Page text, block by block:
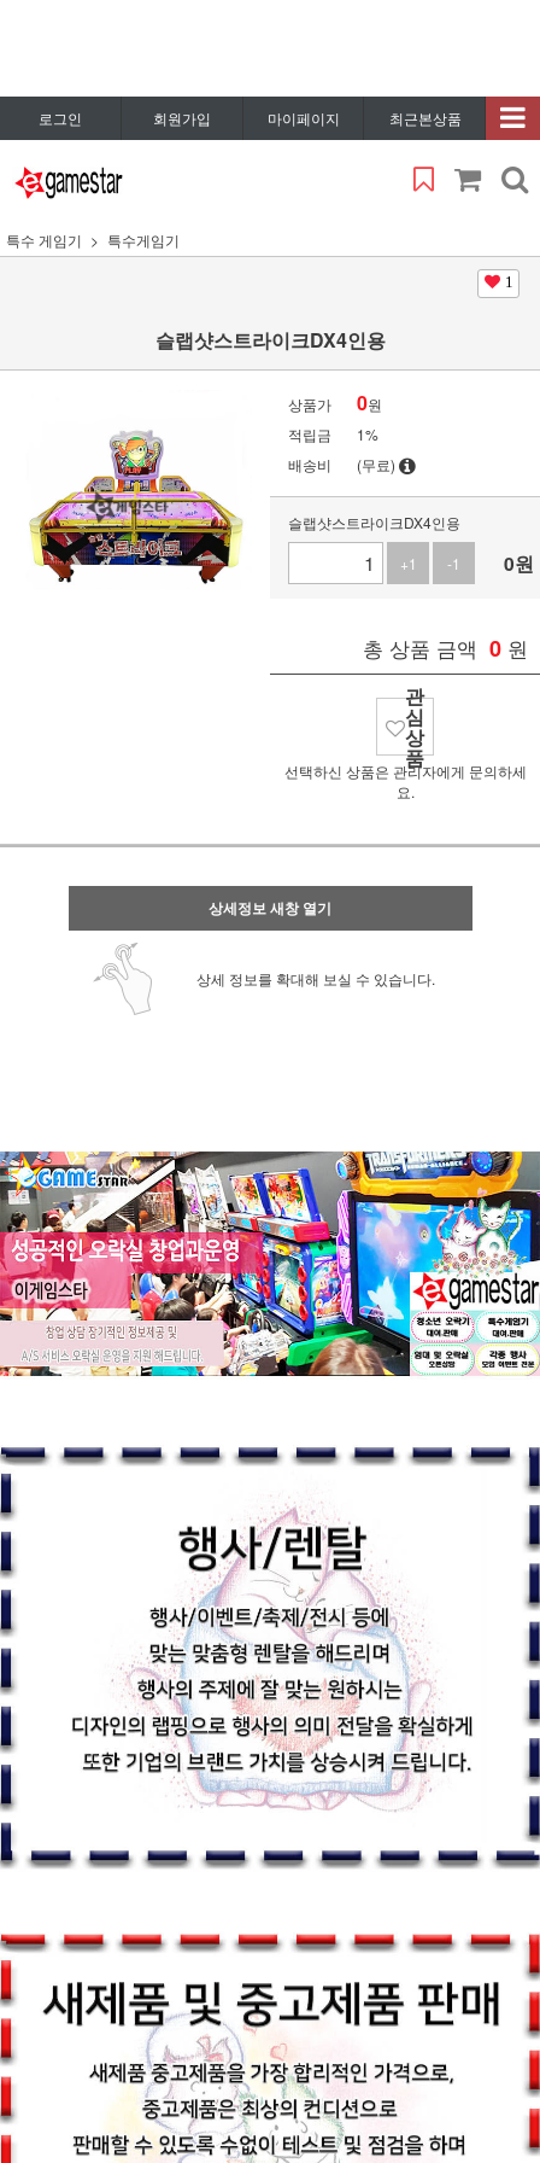
로그인 회원가입 마이페이지 최근본상품
특수 게임기 특수게임기
1
슬랩샷스트라이크DX4인용
상품가 0원
적립금
1%
배송비
(무료)
슬랩샷스트라이크DX4인용
+1
-1 0원
총 상품 금액 0 원
관
심
상
품
선택하신 상품은 관리자에게 문의하세
요.
상세정보 새창 열기
상세 정보를 확대해 보실 수 있습니다.